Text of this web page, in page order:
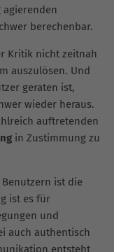
agierenden
berechenbar.
Kritik nicht zeitnah
auszulösen. Und
geraten ist,
wieder heraus.
auftretenden
in Zustimmung zu
ist die
ist es für
und
auch authentisch
entsteht